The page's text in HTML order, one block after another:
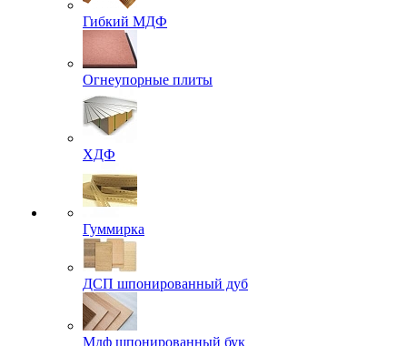
Гибкий МДФ
Огнеупорные плиты
ХДФ
Гуммирка
ДСП шпонированный дуб
Мдф шпонированный бук